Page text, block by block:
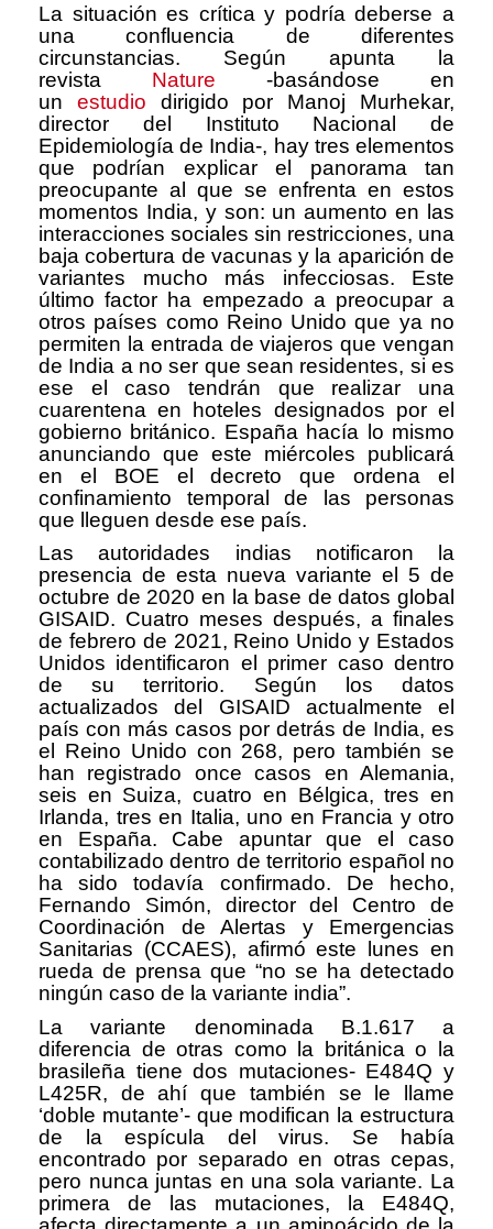
La situación es crítica y podría deberse a
una confluencia de diferentes
circunstancias. Según apunta la
revista Nature -basándose en
un estudio dirigido por Manoj Murhekar,
director del Instituto Nacional de
Epidemiología de India-, hay tres elementos
que podrían explicar el panorama tan
preocupante al que se enfrenta en estos
momentos India, y son: un aumento en las
interacciones sociales sin restricciones, una
baja cobertura de vacunas y la aparición de
variantes mucho más infecciosas. Este
último factor ha empezado a preocupar a
otros países como Reino Unido que ya no
permiten la entrada de viajeros que vengan
de India a no ser que sean residentes, si es
ese el caso tendrán que realizar una
cuarentena en hoteles designados por el
gobierno británico. España hacía lo mismo
anunciando que este miércoles publicará
en el BOE el decreto que ordena el
confinamiento temporal de las personas
que lleguen desde ese país.
Las autoridades indias notificaron la
presencia de esta nueva variante el 5 de
octubre de 2020 en la base de datos global
GISAID. Cuatro meses después, a finales
de febrero de 2021, Reino Unido y Estados
Unidos identificaron el primer caso dentro
de su territorio. Según los datos
actualizados del GISAID actualmente el
país con más casos por detrás de India, es
el Reino Unido con 268, pero también se
han registrado once casos en Alemania,
seis en Suiza, cuatro en Bélgica, tres en
Irlanda, tres en Italia, uno en Francia y otro
en España. Cabe apuntar que el caso
contabilizado dentro de territorio español no
ha sido todavía confirmado. De hecho,
Fernando Simón, director del Centro de
Coordinación de Alertas y Emergencias
Sanitarias (CCAES), afirmó este lunes en
rueda de prensa que “no se ha detectado
ningún caso de la variante india”.
La variante denominada B.1.617 a
diferencia de otras como la británica o la
brasileña tiene dos mutaciones- E484Q y
L425R, de ahí que también se le llame
‘doble mutante’- que modifican la estructura
de la espícula del virus. Se había
encontrado por separado en otras cepas,
pero nunca juntas en una sola variante. La
primera de las mutaciones, la E484Q,